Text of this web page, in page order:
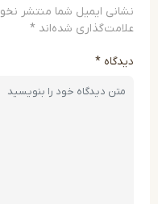
ایمیل شما منتشر نخواهد شد.
شده‌اند*